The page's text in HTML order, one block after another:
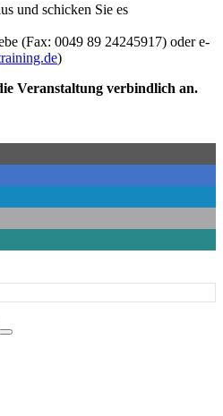
und schicken Sie es
(Fax: 0049 89 24245917) oder e-
)
Veranstaltung verbindlich an.